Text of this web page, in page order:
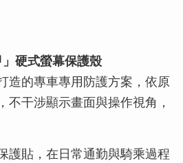
」硬式螢幕保護殼
造的專車專用防護方案，依原
不干涉顯示畫面與操作視角，
護貼，在日常通勤與騎乘過程